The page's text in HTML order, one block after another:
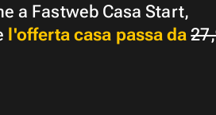
a Fastweb Casa Start,
l'offerta casa passa da